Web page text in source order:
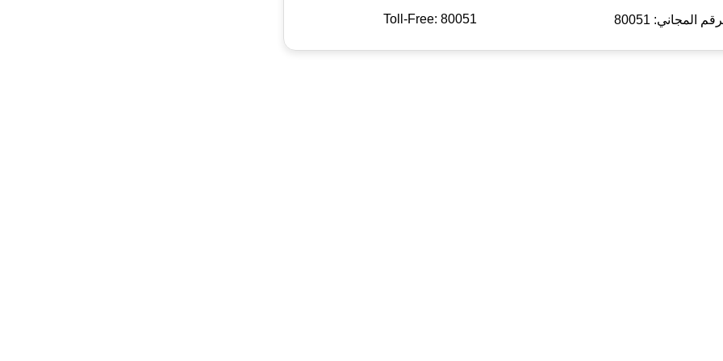
Toll-Free: 80051 المجاني: 80051